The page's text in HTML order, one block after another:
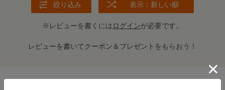
絞り込み 表示：新しい順
※レビューを書くにはログインが必要です。
レビューを書いてクーポン＆プレゼントをもらおう！